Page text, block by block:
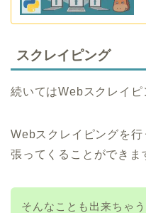
スクレイピング
続いてはWebスクレイピ
Webスクレイピングを
張ってくることができま
そんなことも出来ちゃ